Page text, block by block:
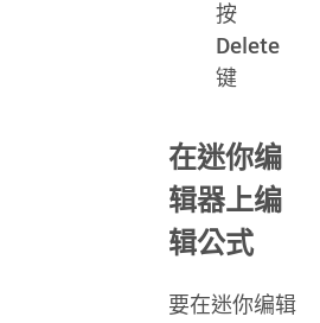
按
Delete
键
在迷你编
辑器上编
辑公式
要在迷你编辑